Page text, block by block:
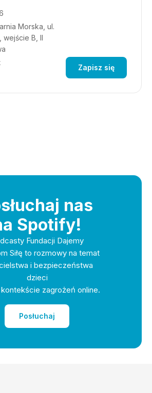
Morska, ul.
wejście B, II
Zapisz się
nas
Spotify!
Fundacji Dajemy
Siłę to rozmowy na temat
i bezpieczeństwa
dzieci
zagrożeń online.
Posłuchaj